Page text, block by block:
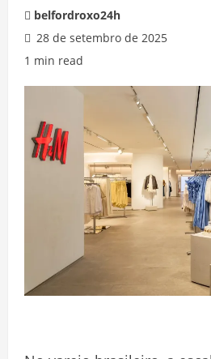
belfordroxo24h
28 de setembro de 2025
1 min read